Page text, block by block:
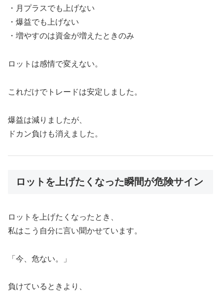
・月プラスでも上げない
・爆益でも上げない
・増やすのは資金が増えたときのみ
ロットは感情で変えない。
これだけでトレードは安定しました。
爆益は減りましたが、
ドカン負けも消えました。
ロットを上げたくなった瞬間が危険サイン
ロットを上げたくなったとき、
私はこう自分に言い聞かせています。
「今、危ない。」
負けているときより、